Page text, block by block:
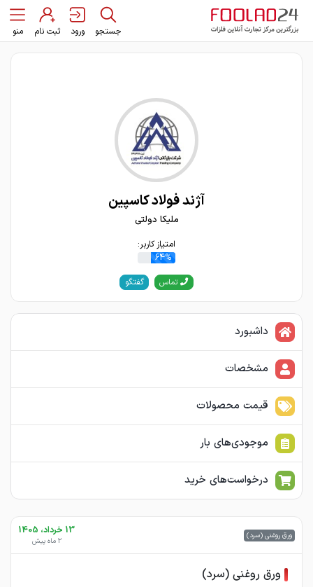
جستجو ورود ثبت نام منو
آژند فولاد کاسپین
ملیکا دولتی
امتیاز کاربر:
64%
تماس گفتگو
داشبورد
مشخصات
قیمت محصولات
موجودی‌های بار
درخواست‌های خرید
ورق روغنی (سرد) 13 خرداد، 1405
2 ماه پیش
ورق روغنی (سرد)